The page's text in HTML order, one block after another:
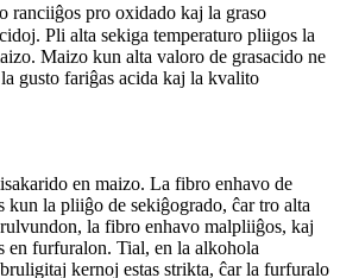
ranciiĝos pro oxidado kaj la graso
Pli alta sekiga temperaturo pliigos la
Maizo kun alta valoro de grasacido ne
gusto fariĝas acida kaj la kvalito
en maizo. La fibro enhavo de
kun la pliiĝo de sekiĝogrado, ĉar tro alta
la fibro enhavo malpliiĝos, kaj
furfuralon. Tial, en la alkohola
kernoj estas strikta, ĉar la furfuralo